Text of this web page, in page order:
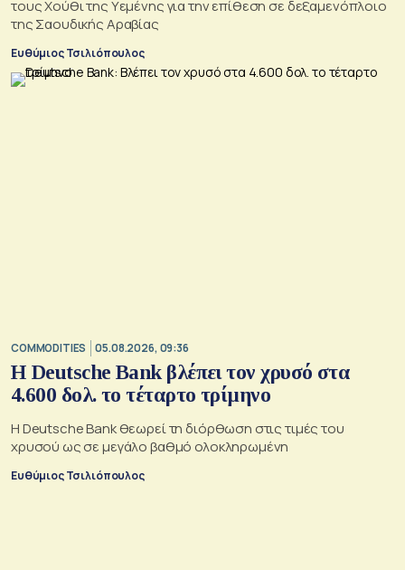
τους Χούθι της Υεμένης για την επίθεση σε δεξαμενόπλοιο
της Σαουδικής Αραβίας
Ευθύμιος Τσιλιόπουλος
COMMODITIES 05.08.2026, 09:36
Η Deutsche Bank βλέπει τον χρυσό στα
4.600 δολ. το τέταρτο τρίμηνο
Η Deutsche Bank θεωρεί τη διόρθωση στις τιμές του
χρυσού ως σε μεγάλο βαθμό ολοκληρωμένη
Ευθύμιος Τσιλιόπουλος